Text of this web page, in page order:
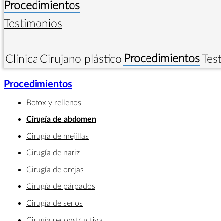
Procedimientos
Testimonios
Clínica Cirujano plástico Procedimientos
Procedimientos
Botox y rellenos
Cirugía de abdomen
Cirugía de mejillas
Cirugía de nariz
Cirugía de orejas
Cirugía de párpados
Cirugía de senos